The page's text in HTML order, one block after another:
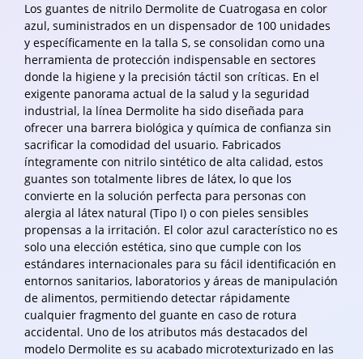
Los guantes de nitrilo Dermolite de Cuatrogasa en color
azul, suministrados en un dispensador de 100 unidades
y específicamente en la talla S, se consolidan como una
herramienta de protección indispensable en sectores
donde la higiene y la precisión táctil son críticas. En el
exigente panorama actual de la salud y la seguridad
industrial, la línea Dermolite ha sido diseñada para
ofrecer una barrera biológica y química de confianza sin
sacrificar la comodidad del usuario. Fabricados
íntegramente con nitrilo sintético de alta calidad, estos
guantes son totalmente libres de látex, lo que los
convierte en la solución perfecta para personas con
alergia al látex natural (Tipo I) o con pieles sensibles
propensas a la irritación. El color azul característico no es
solo una elección estética, sino que cumple con los
estándares internacionales para su fácil identificación en
entornos sanitarios, laboratorios y áreas de manipulación
de alimentos, permitiendo detectar rápidamente
cualquier fragmento del guante en caso de rotura
accidental. Uno de los atributos más destacados del
modelo Dermolite es su acabado microtexturizado en las